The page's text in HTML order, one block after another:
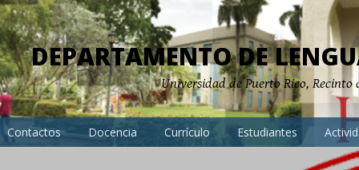
DEPARTAMENTO DE
Universidad de Puerto Rico, Recinto
Contactos Docencia Currículo Estudiantes